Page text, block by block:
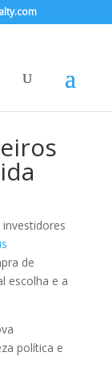
de
escolha e a
política e